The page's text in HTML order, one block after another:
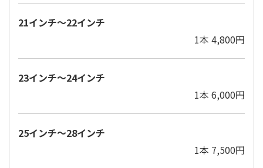
21インチ～22インチ
1本 4,800円
23インチ〜24インチ
1本 6,000円
25インチ〜28インチ
1本 7,500円